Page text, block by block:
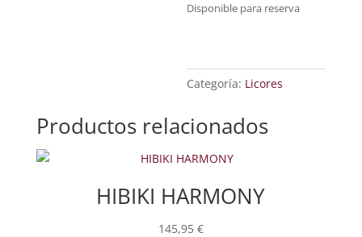
Disponible para reserva
Categoría: Licores
Productos relacionados
HIBIKI HARMONY
145,95 €